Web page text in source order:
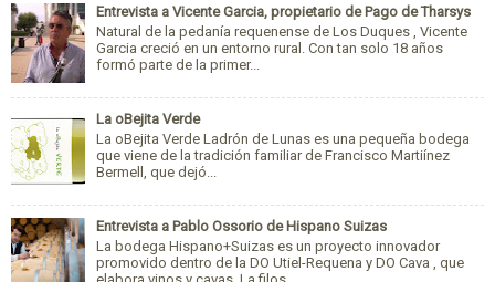
Entrevista a Vicente Garcia, propietario de Pago de Tharsys
Natural de la pedanía requenense de Los Duques , Vicente
Garcia creció en un entorno rural. Con tan solo 18 años
formó parte de la primer...
La oBejita Verde
La oBejita Verde Ladrón de Lunas es una pequeña bodega
que viene de la tradición familiar de Francisco Martiínez
Bermell, que dejó...
Entrevista a Pablo Ossorio de Hispano Suizas
La bodega Hispano+Suizas es un proyecto innovador
promovido dentro de la DO Utiel-Requena y DO Cava , que